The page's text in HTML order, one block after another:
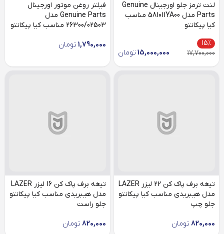
لنت ترمز جلو اورجینال Genuine
Parts مدل 581011YA00 مناسب
کیا پیکانتو
15%
17,700,000
15,000,000 تومان
فیلتر روغن موتور اورجینال
Genuine Parts مدل
26300/02503 مناسب کیا پیکانتو
1,790,000 تومان
تیغه برف پاک کن 22 لیزر LAZER
مدل هیبریدی مناسب کیا پیکانتو
جلو چپ
820,000 تومان
تیغه برف پاک کن 16 لیزر LAZER
مدل هیبریدی مناسب کیا پیکانتو
جلو راست
820,000 تومان